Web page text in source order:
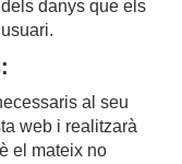
danys que els
al seu
web i realitzarà
el mateix no